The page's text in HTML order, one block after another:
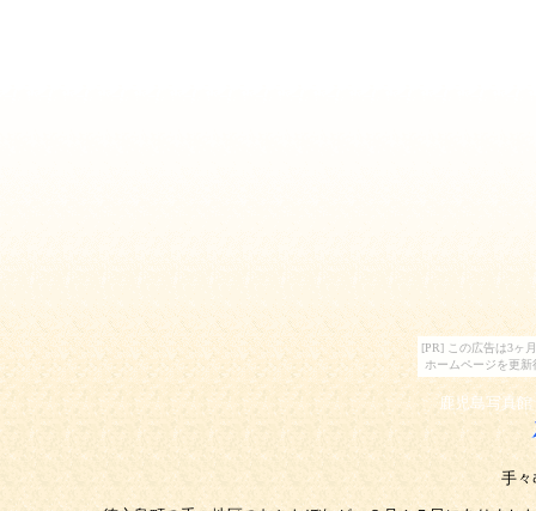
[PR] この広告は3ヶ
ホームページを更
鹿児島写真
手